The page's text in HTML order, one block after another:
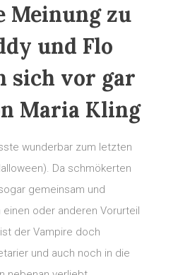
Meinung zu
und Flo
sich vor gar
Maria Kling
wunderbar zum letzten
Da schmökerten
gemeinsam und
oder anderen Vorurteil
der Vampire doch
und auch noch in die